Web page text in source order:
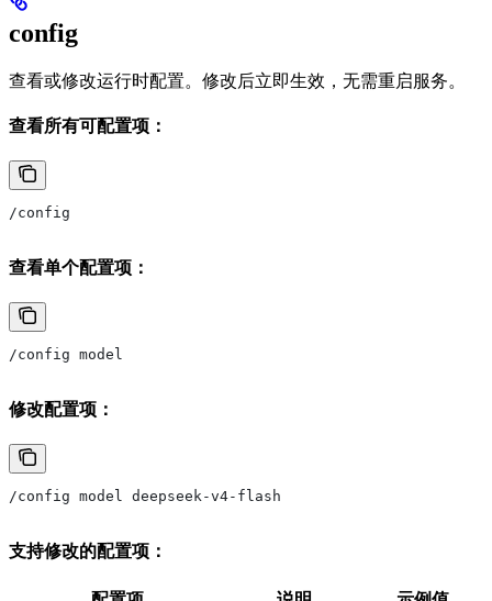
config
查看或修改运行时配置。修改后立即生效，无需重启服务。
查看所有可配置项：
/config
查看单个配置项：
/config model
修改配置项：
/config model deepseek-v4-flash
支持修改的配置项：